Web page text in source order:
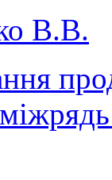
В.В.